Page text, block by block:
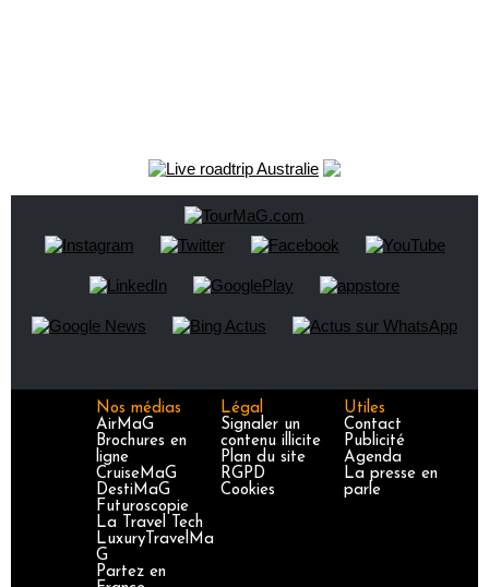
Nos médias
AirMaG
Brochures en
ligne
CruiseMaG
DestiMaG
Futuroscopie
La Travel Tech
LuxuryTravelMa
G
Partez en
Légal
Signaler un
contenu illicite
Plan du site
RGPD
Cookies
Utiles
Contact
Publicité
Agenda
La presse en
parle